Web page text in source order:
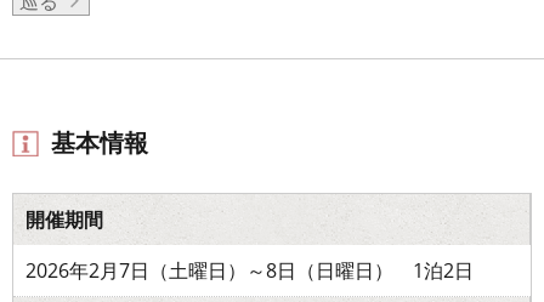
基本情報
開催期間
2026年2月7日（土曜日）～8日（日曜日） 1泊2日